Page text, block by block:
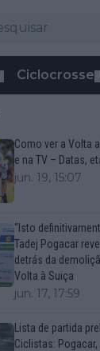
Ciclocrosse
Como ver a Volta
e na TV – Datas,
jun. 19, 15:07
“Isto
Tadej Pogacar
detrás da
Volta à Suiça
jun. 17, 17:59
Lista de partida
Ciclistas: